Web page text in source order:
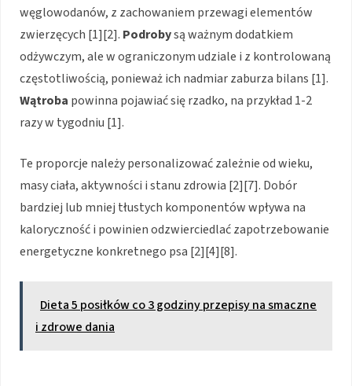
węglowodanów, z zachowaniem przewagi elementów
zwierzęcych [1][2]. Podrobysą ważnym dodatkiem
odżywczym, ale w ograniczonym udziale i z kontrolowaną
częstotliwością, ponieważ ich nadmiar zaburza bilans [1].
Wątroba powinna pojawiać się rzadko, na przykład 1-2
razy w tygodniu [1].
Te proporcje należy personalizować zależnie od wieku,
masy ciała, aktywności i stanu zdrowia [2][7]. Dobór
bardziej lub mniej tłustych komponentów wpływa na
kaloryczność i powinien odzwierciedlać zapotrzebowanie
energetyczne konkretnego psa [2][4][8].
Dieta 5 posiłków co 3 godziny przepisy na smaczne
i zdrowe dania